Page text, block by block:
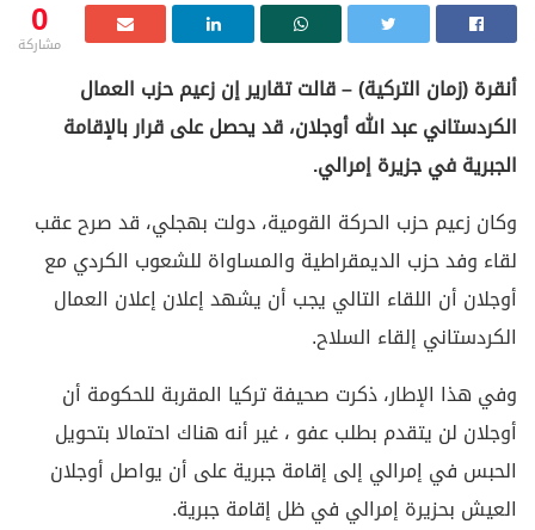
0
مشاركة
أنقرة (زمان التركية) – قالت تقارير إن زعيم حزب العمال
الكردستاني عبد الله أوجلان، قد يحصل على قرار بالإقامة
الجبرية في جزيرة إمرالي.
وكان زعيم حزب الحركة القومية، دولت بهجلي، قد صرح عقب
لقاء وفد حزب الديمقراطية والمساواة للشعوب الكردي مع
أوجلان أن اللقاء التالي يجب أن يشهد إعلان إعلان العمال
الكردستاني إلقاء السلاح.
وفي هذا الإطار، ذكرت صحيفة تركيا المقربة للحكومة أن
أوجلان لن يتقدم بطلب عفو ، غير أنه هناك احتمالا بتحويل
الحبس في إمرالي إلى إقامة جبرية على أن يواصل أوجلان
العيش بحزيرة إمرالي في ظل إقامة جبرية.